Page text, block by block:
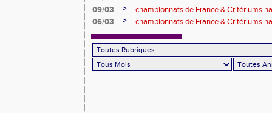
09/03
>
championnats de France & Critériums
06/03
> championnats de France & Critériums